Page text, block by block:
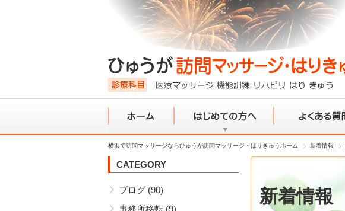
ホーム
横浜で訪問マッサージならひゅうが訪問マッサージ・はりきゅうホーム 新着情報
新着情報
CATEGORY
ブログ (90)
事務所移転 (9)